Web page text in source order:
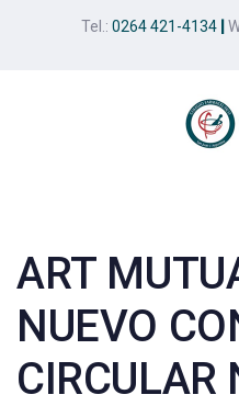
Tel.: 0264 421-4134
ART
NUEVO
navigation